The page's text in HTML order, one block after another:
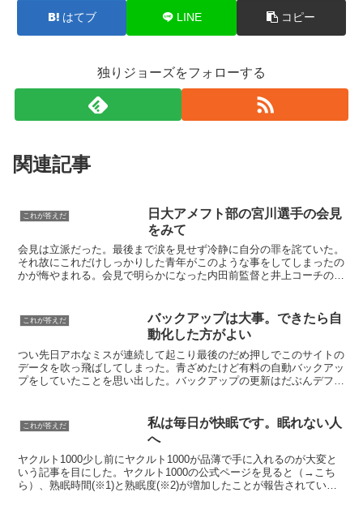
はてブ LINE コピー
独りジョーズをフォローする
関連記事
これが答えだ
日大アメフト部の宮川選手の会見
をみて
会見は立派だった。最後まで涙を見せず冷静に自分の罪を詫ていた。
それ故にこれだけしっかりした青年がこのような事をしてしまったの
かが悔やまれる。会見で明らかになった内田前監督と井上コーチのや
これが答えだ
バックアップは大事。できたら自
動化した方がよい
つい先日アホなミスが連続して起こり最後のだめ押しでこのサイトの
データを吹っ飛ばしてしまった。青ざめたけど有料の自動バックアッ
プをしていたことを思い出した。バックアップの更新はだぶんデフォ
これが答えだ
私は毎日が快眠です。眠れない人
へ
ヤクルト1000少し前にヤクルト1000が品薄で手に入れるのが大変と
いう記事を目にした。ヤクルト1000の公式ページを見ると（→こち
ら）、熟眠時間(※1)と熟眠度(※2)が増加したことが報告されていま